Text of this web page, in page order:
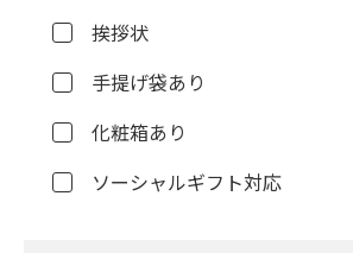
挨拶状
手提げ袋あり
化粧箱あり
ソーシャルギフト対応